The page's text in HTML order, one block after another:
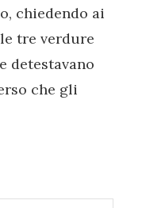
chiedendo ai
tre verdure
detestavano
che gli